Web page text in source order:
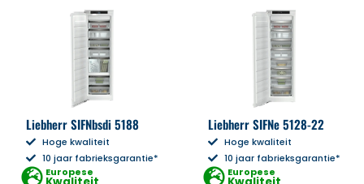
Liebherr SIFNbsdi 5188
Hoge kwaliteit
10 jaar fabrieksgarantie*
Europese
Liebherr SIFNe 5128-22
Hoge kwaliteit
10 jaar fabrieksgarantie*
Europese